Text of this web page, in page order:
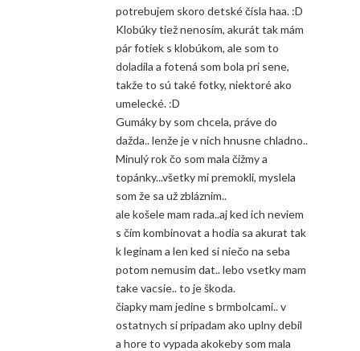
potrebujem skoro detské čísla haa. :D
Klobúky tiež nenosím, akurát tak mám
pár fotiek s klobúkom, ale som to
doladila a fotená som bola pri sene,
takže to sú také fotky, niektoré ako
umelecké. :D
Gumáky by som chcela, práve do
dažda.. lenže je v nich hnusne chladno..
Minulý rok čo som mala čižmy a
topánky...všetky mi premokli, myslela
som že sa už zbláznim..
ale košele mam rada..aj ked ich neviem
s čím kombinovat a hodia sa akurat tak
k leginam a len ked si niečo na seba
potom nemusim dat.. lebo vsetky mam
take vacsie.. to je škoda.
čiapky mam jedine s brmbolcami.. v
ostatnych si pripadam ako uplny debil
a hore to vypada akokeby som mala